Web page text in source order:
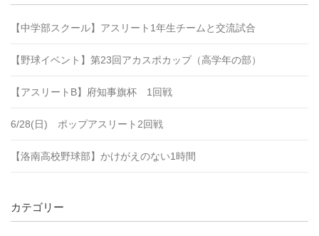
【中学部スクール】アスリート1年生チームと交流試合
【野球イベント】第23回アカスポカップ（高学年の部）
【アスリートB】府知事旗杯 1回戦
6/28(日) ポップアスリート2回戦
【洛南高校野球部】かけがえのない1時間
カテゴリー